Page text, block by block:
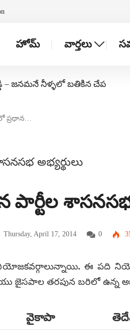
హోమ్ వార్తలు
– జనమనే నీళ్ళలో బతికిన చేప
ప్రధాన…
పార్టీల శాసనసభ
Thursday, April 17, 2014 0
ఈ పది
తరపున బరిలో ఉన్న
వైకాపా